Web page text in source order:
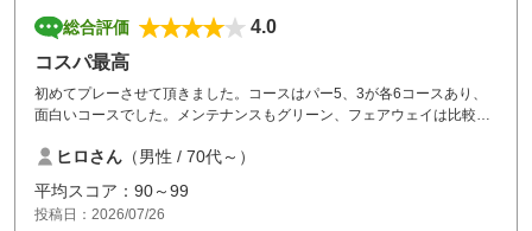
総合評価
4.0
コスパ最高
初めてプレーさせて頂きました。コースはパー5、3が各6コースあり、
面白いコースでした。メンテナンスもグリーン、フェアウェイは比較的
じましたが、庶民的で気楽に回れるコースだと思います。このコースな
らコスパは良い方と思います。コース中の自販機に酒類しかなかったと
ころがあり、清涼飲料も入れてほしかったのでよろしくお願いします。
また、利用させて頂こうと思います。
ヒロさん （男性 / 70代～）
平均スコア：90～99
投稿日：2026/07/26